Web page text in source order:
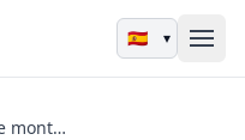
▾
Reseña bicicleta de montaña Rockrider 540 de Decathlon